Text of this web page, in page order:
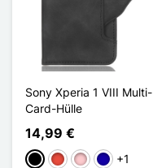
Sony Xperia 1 VIII Multi-
Card-Hülle
14,99 €
Schwarz
Rot PinkDunkelblau
+1